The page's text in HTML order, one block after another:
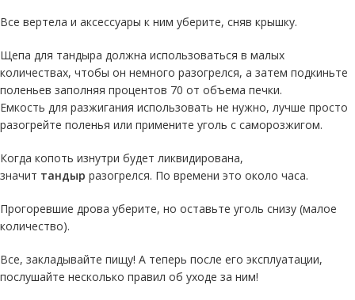
Все вертела и аксессуары к ним уберите, сняв крышку.
Щепа для тандыра должна использоваться в малых
количествах, чтобы он немного разогрелся, а затем подкиньте
поленьев заполняя процентов 70 от объема печки.
Емкость для разжигания использовать не нужно, лучше просто
разогрейте поленья или примените уголь с саморозжигом.
Когда копоть изнутри будет ликвидирована,
значит тандыр разогрелся. По времени это около часа.
Прогоревшие дрова уберите, но оставьте уголь снизу (малое
количество).
Все, закладывайте пищу! А теперь после его эксплуатации,
послушайте несколько правил об уходе за ним!